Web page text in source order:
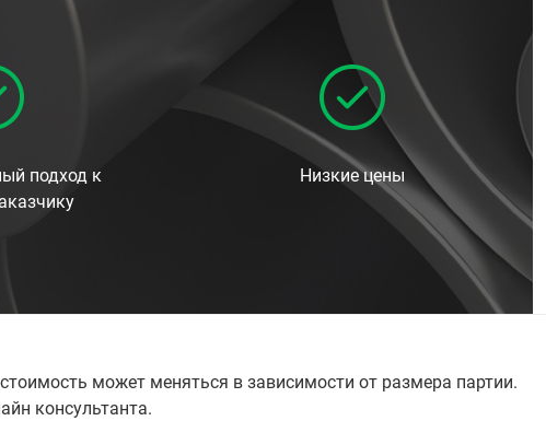
подход к
Низкие цены
может меняться в зависимости от размера партии.
консультанта.